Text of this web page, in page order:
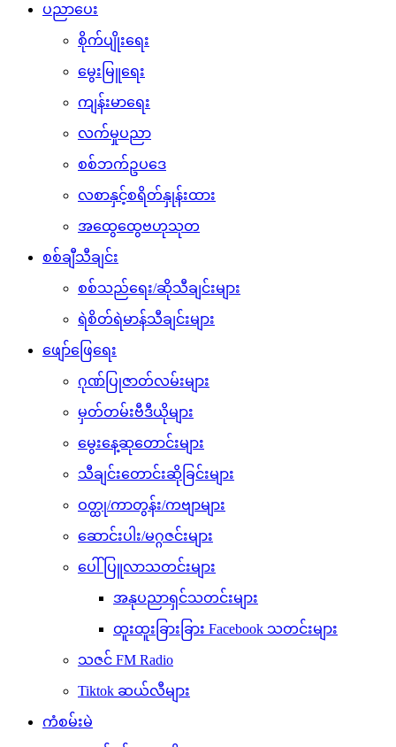
ပညာပေး
စိုက်ပျိုးရေး
မွေးမြူရေး
ကျန်းမာရေး
လက်မှုပညာ
စစ်ဘက်ဥပဒေ
လစာနှင့်စရိတ်နှုန်းထား
အထွေထွေဗဟုသုတ
စစ်ချီသီချင်း
စစ်သည်ရေး/ဆိုသီချင်းများ
ရဲစိတ်ရဲမာန်သီချင်းများ
ဖျော်ဖြေရေး
ဂုဏ်ပြုဇာတ်လမ်းများ
မှတ်တမ်းဗီဒီယိုများ
မွေးနေ့ဆုတောင်းများ
သီချင်းတောင်းဆိုခြင်းများ
ဝတ္ထု/ကာတွန်း/ကဗျာများ
ဆောင်းပါး/မဂ္ဂဇင်းများ
ပေါ်ပြူလာသတင်းများ
အနုပညာရှင်သတင်းများ
ထူးထူးခြားခြား Facebook သတင်းများ
သဇင် FM Radio
Tiktok ဆယ်လီများ
ကံစမ်းမဲ